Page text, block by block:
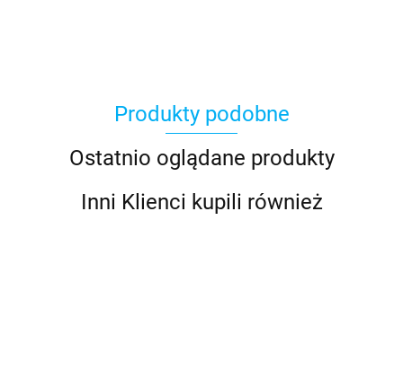
Produkty podobne
Ostatnio oglądane produkty
Inni Klienci kupili również